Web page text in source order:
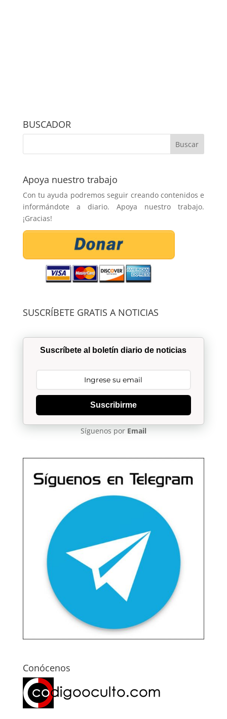
BUSCADOR
Apoya nuestro trabajo
Con tu ayuda podremos seguir creando contenidos e
informándote a diario. Apoya nuestro trabajo.
¡Gracias!
SUSCRÍBETE GRATIS A NOTICIAS
Suscríbete al boletín diario de noticias
Suscribirme
Síguenos por Email
Conócenos